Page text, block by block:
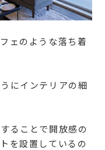
ェのような落ち着
にインテリアの細
ることで開放感の
を設置しているの